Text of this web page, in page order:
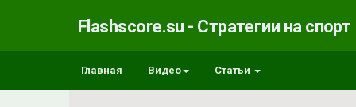
Flashscore.su - Стратегии на спорт
Главная Видео Статьи